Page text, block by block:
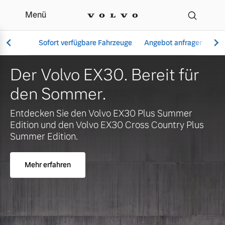
Ihr Volvo Händler in
Menü
Sofort verfügbare Fahrzeuge Angebot anfragen
Vollelektrisch
6 Modelle
Plug-in Hybrid
Geschäftskunden
Unser Team
Der Volvo EX30. Bereit für
den Sommer.
Entdecken Sie den Volvo EX30 Plus Summer
Edition und den Volvo EX30 Cross Country Plus
Summer Edition.
Mehr erfahren